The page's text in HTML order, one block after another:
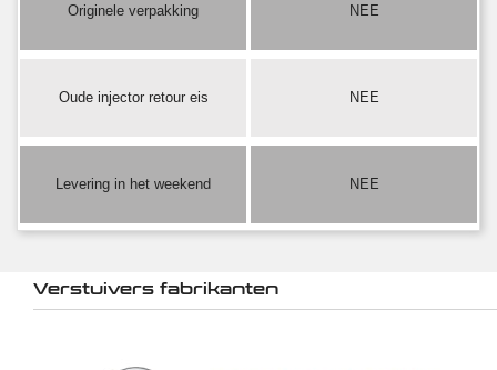
Originele verpakking NEE
Oude injector retour eis NEE
Levering in het weekend NEE
Verstuivers fabrikanten